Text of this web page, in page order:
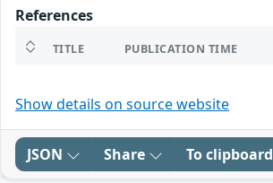
References
TITLE PUBLICATION TIME
Show details on source website
JSON Share To clipboard